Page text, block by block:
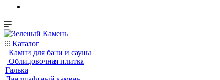
Каталог
Камни для бани и сауны
Облицовочная плитка
Галька